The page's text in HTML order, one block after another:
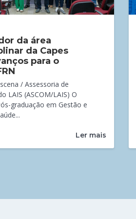
da área
da Capes
para o
/ Assessoria de
LAIS (ASCOM/LAIS) O
graduação em Gestão e
Ler mais